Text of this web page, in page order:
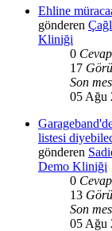
Ehline
gönderen
Kliniği
0
17
Son
05 Ağu
listesi
gönderen
Demo Kliniği
0
13
Son
05 Ağu